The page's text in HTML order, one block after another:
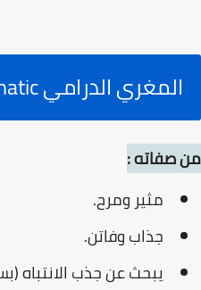
المغري الدرامي Seductive-Dramatic
من صفاته :
مثير ومرح.
جذاب وفاتن.
يبحث عن جذب الانتباه